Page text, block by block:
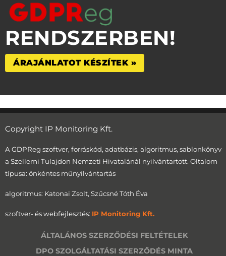
RENDSZERBEN!
ÁRAJÁNLATOT KÉSZÍTEK »
Copyright IP Monitoring Kft.
A GDPReg szoftver, forráskód, adatbázis, algoritmus, sablonkönyv
a Szellemi Tulajdon Nemzeti Hivatalánál nyilvántartott. Oltalom
típusa: önkéntes műnyilvántartás
algoritmus: Katonai Zsolt, Szűcsné Tóth Éva
szoftver- és webfejlesztés: IP Monitoring Kft.
ÁLTALÁNOS SZERZŐDÉSI FELTÉTELEK
DPO SZOLGÁLTATÁSI SZERZŐDÉS MINTA